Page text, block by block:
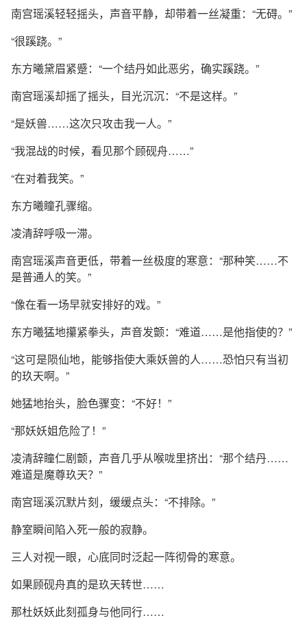
南宫瑶溪轻轻摇头，声音平静，却带着一丝凝重：“无碍。”
“很蹊跷。”
东方曦黛眉紧蹙：“一个结丹如此恶劣，确实蹊跷。”
南宫瑶溪却摇了摇头，目光沉沉：“不是这样。”
“是妖兽……这次只攻击我一人。”
“我混战的时候，看见那个顾砚舟……”
“在对着我笑。”
东方曦瞳孔骤缩。
凌清辞呼吸一滞。
南宫瑶溪声音更低，带着一丝极度的寒意：“那种笑……不
是普通人的笑。”
“像在看一场早就安排好的戏。”
东方曦猛地攥紧拳头，声音发颤：“难道……是他指使的？”
“这可是陨仙地，能够指使大乘妖兽的人……恐怕只有当初
的玖天啊。”
她猛地抬头，脸色骤变：“不好！”
“那妖妖姐危险了！”
凌清辞瞳仁剧颤，声音几乎从喉咙里挤出：“那个结丹……
难道是魔尊玖天？”
南宫瑶溪沉默片刻，缓缓点头：“不排除。”
静室瞬间陷入死一般的寂静。
三人对视一眼，心底同时泛起一阵彻骨的寒意。
如果顾砚舟真的是玖天转世……
那杜妖妖此刻孤身与他同行……